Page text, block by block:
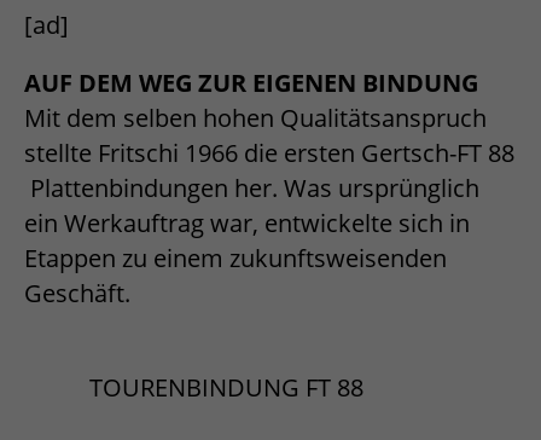
[ad]
AUF DEM WEG ZUR EIGENEN BINDUNG
Mit dem selben hohen Qualitätsanspruch
stellte Fritschi 1966 die ersten Gertsch-FT 88
Plattenbindungen her. Was ursprünglich
ein Werkauftrag war, entwickelte sich in
Etappen zu einem zukunftsweisenden
Geschäft.
TOURENBINDUNG FT 88